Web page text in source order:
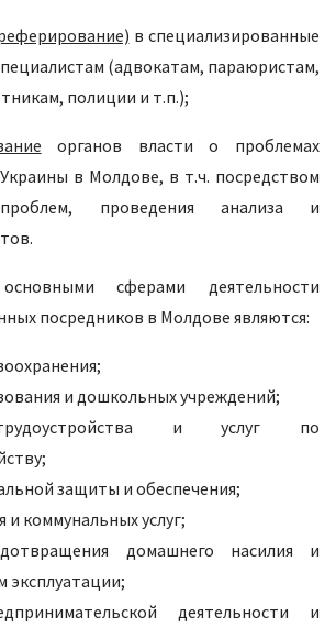
в специализированные
(адвокатам, параюристам,
полиции и т.п.);
органов власти о проблемах
в Молдове, в т.ч. посредством
проведения анализа и
сферами деятельности
посредников в Молдове являются:
и дошкольных учреждений;
и услуг по
защиты и обеспечения;
коммунальных услуг;
домашнего насилия и
эксплуатации;
деятельности и